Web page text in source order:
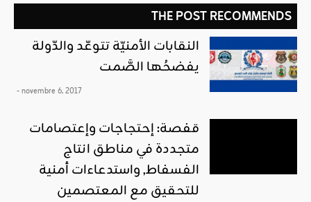
THE POST RECOMMENDS
النقابات الأمنيّة تتوعّد والدّولة
يفضحُها الصَّمت
- novembre 6, 2017
قفصة: إحتجاجات وإعتصامات
متجددة في مناطق انتاج
الفسفاط, واستدعاءات أمنية
للتحقيق مع المعتصمين